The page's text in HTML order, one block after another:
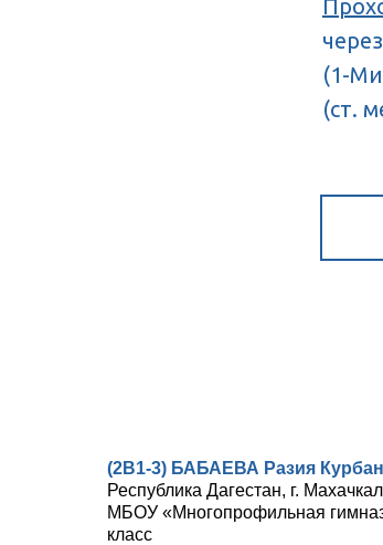
(1-
(ст.
(2В1-3) БАБАЕВА Разия
Республика Дагестан, г.
МБОУ «Многопрофильная
класс